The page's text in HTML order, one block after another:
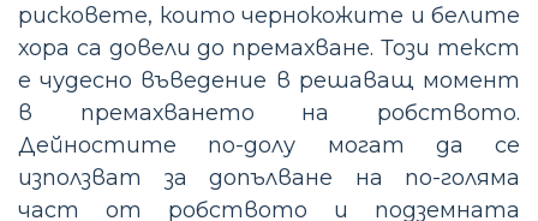
рисковете, които чернокожите и белите
хора са довели до премахване. Този текст
е чудесно въведение в решаващ момент
в премахването на робството.
Дейностите по-долу могат да се
използват за допълване на по-голяма
част от робството и подземната